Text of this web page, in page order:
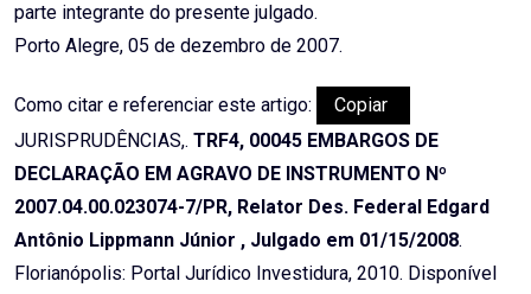
parte integrante do presente julgado.
Porto Alegre, 05 de dezembro de 2007.
Como citar e referenciar este artigo:
Copiar
JURISPRUDÊNCIAS,. TRF4, 00045 EMBARGOS DE
DECLARAÇÃO EM AGRAVO DE INSTRUMENTO Nº
2007.04.00.023074-7/PR, Relator Des. Federal Edgard
Antônio Lippmann Júnior , Julgado em 01/15/2008.
Florianópolis: Portal Jurídico Investidura, 2010. Disponível